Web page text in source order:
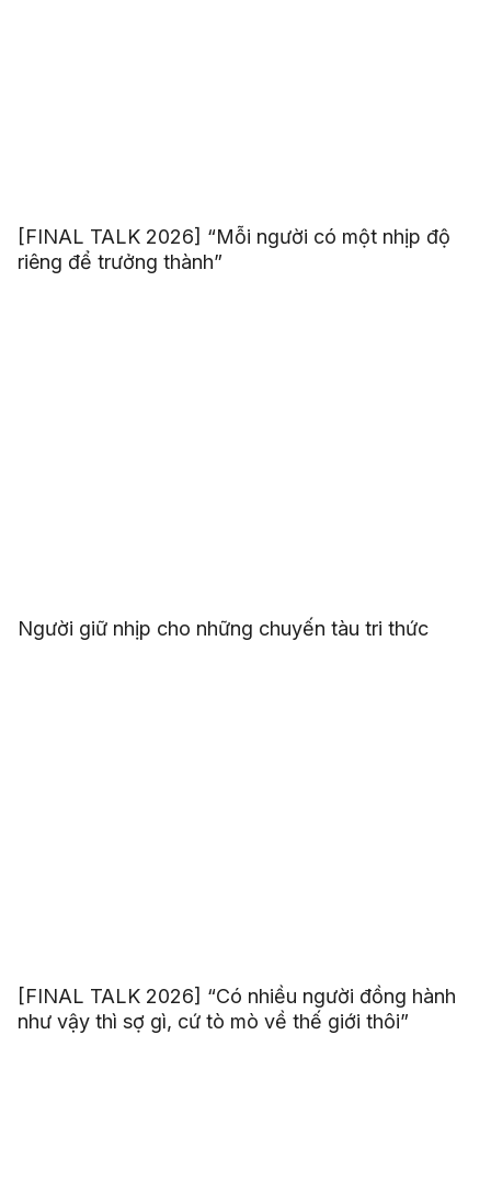
[FINAL TALK 2026] “Mỗi người có một nhịp độ
riêng để trưởng thành”
Người giữ nhịp cho những chuyến tàu tri thức
[FINAL TALK 2026] “Có nhiều người đồng hành
như vậy thì sợ gì, cứ tò mò về thế giới thôi”